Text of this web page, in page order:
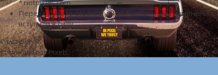
*.riotpixels.com
Перезагрузите страницу Riot Pixels, чтобы изменения
вступили в силу
Спасибо!
Команда Riot Pixels.